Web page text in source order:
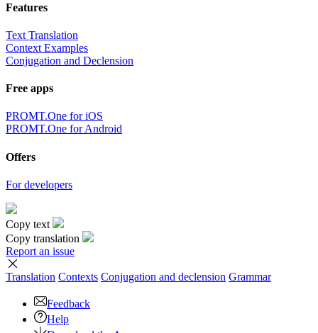
Features
Text Translation
Context Examples
Conjugation and Declension
Free apps
PROMT.One for iOS
PROMT.One for Android
Offers
For developers
Copy text
Copy translation
Report an issue
Translation Contexts Conjugation and declension Grammar
Feedback
Help